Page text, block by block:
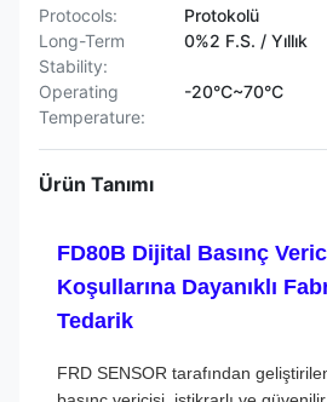
Protocols:
Protokolü
Long-Term
Stability:
0%2 F.S. / Yıllık
Operating
Temperature:
-20°C~70°C
Ürün Tanımı
FD80B Dijital Basınç
Koşullarına Dayanıklı
Tedarik
FRD SENSOR tarafından